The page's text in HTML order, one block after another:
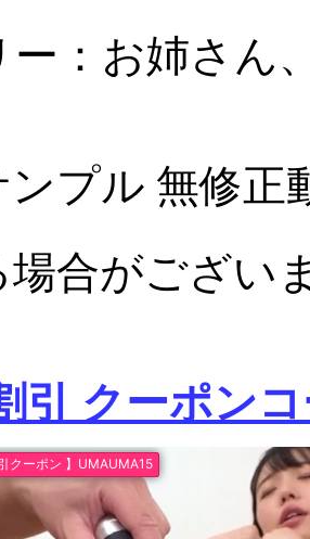
ー：お姉さん
プル 無修正
場合がござい
引 クーポン